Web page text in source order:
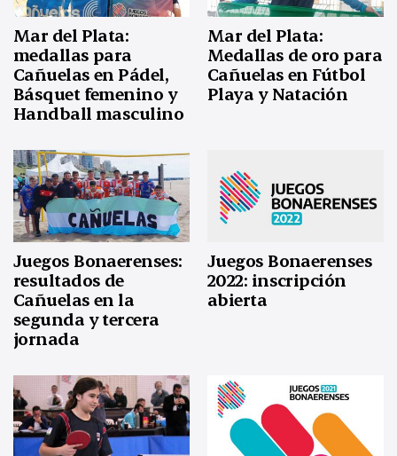
Mar del Plata:
medallas para
Cañuelas en Pádel,
Básquet femenino y
Handball masculino
Mar del Plata:
Medallas de oro para
Cañuelas en Fútbol
Playa y Natación
Juegos Bonaerenses:
resultados de
Cañuelas en la
segunda y tercera
jornada
Juegos Bonaerenses
2022: inscripción
abierta